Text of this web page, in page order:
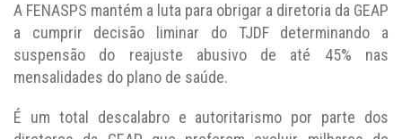
A FENASPS mantém a luta para obrigar a diretoria da GEAP
a cumprir decisão liminar do TJDF determinando a
suspensão do reajuste abusivo de até 45% nas
mensalidades do plano de saúde.
É um total descalabro e autoritarismo por parte dos